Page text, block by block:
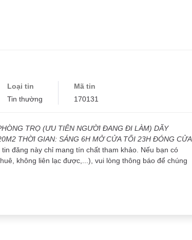
Loại tin
Tin thường
Mã tin
170131
TRỌ (ƯU TIÊN NGƯỜI ĐANG ĐI LÀM) DÃY
THỜI GIAN: SÁNG 6H MỞ CỬA TỐI 23H ĐÓNG CỬA
đăng này chỉ mang tín chất tham khảo. Nếu bạn có
không liên lạc được,...), vui lòng thông báo để chúng